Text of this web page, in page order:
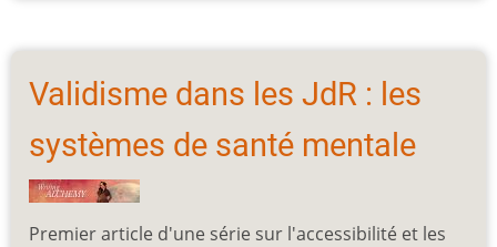
Validisme dans les JdR : les
systèmes de santé mentale
Premier article d'une série sur l'accessibilité et les